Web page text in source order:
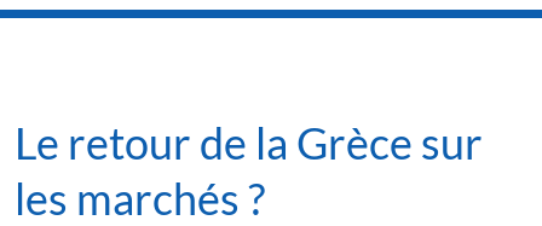
Le retour de la Grèce sur
les marchés ?